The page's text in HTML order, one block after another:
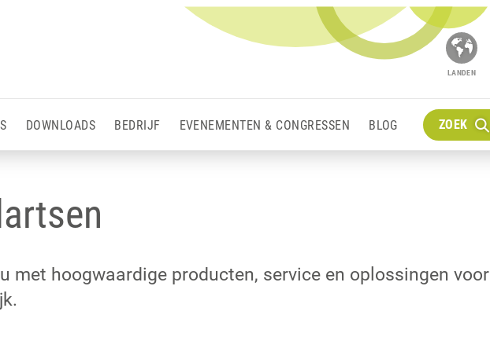
LANDEN
DOWNLOADS BEDRIJF EVENEMENTEN & CONGRESSEN BLOG ZOEK
met hoogwaardige producten, service en oplossingen voor